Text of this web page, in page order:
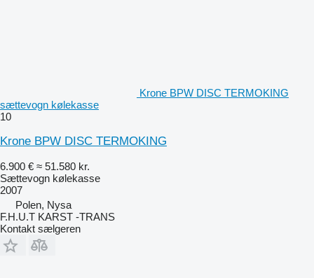
Krone BPW DISC TERMOKING
sættevogn kølekasse
10
Krone BPW DISC TERMOKING
6.900 € ≈ 51.580 kr.
Sættevogn kølekasse
2007
Polen, Nysa
F.H.U.T KARST -TRANS
Kontakt sælgeren